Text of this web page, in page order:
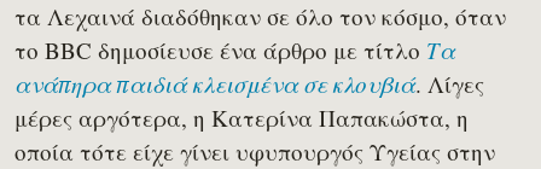
τα Λεχαινά διαδόθηκαν σε όλο τον κόσμο, όταν
το BBC δημοσίευσε ένα άρθρο με τίτλο Τα
ανάπηρα παιδιά κλεισμένα σε κλουβιά. Λίγες
μέρες αργότερα, η Κατερίνα Παπακώστα, η
οποία τότε είχε γίνει υφυπουργός Υγείας στην